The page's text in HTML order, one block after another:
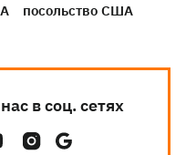
посольство США
в соц. сетях